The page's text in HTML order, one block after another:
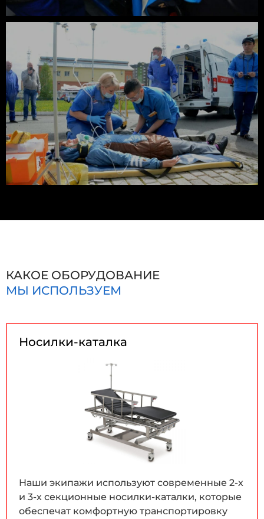
КАКОЕ ОБОРУДОВАНИЕ
МЫ ИСПОЛЬЗУЕМ
Носилки-каталка
Наши экипажи используют современные 2-х
и 3-х секционные носилки-каталки, которые
обеспечат комфортную транспортировку